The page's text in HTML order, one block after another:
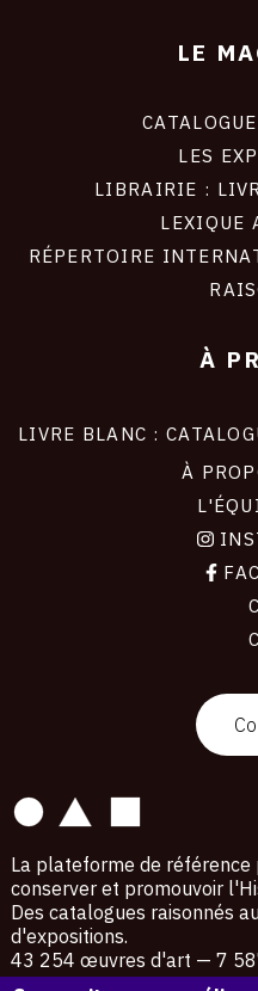
LE
LES
LIBRAIRIE :
LEXIQUE
RÉPERTOIRE
À
LIVRE BLANC :
À
La plateforme de référence
conserver et promouvoir
Des catalogues raisonnés
d'expositions.
43 254 œuvres d'art — 7